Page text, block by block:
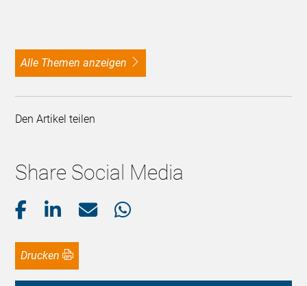
alle Themen anzeigen
Den Artikel teilen
Share Social Media
Drucken